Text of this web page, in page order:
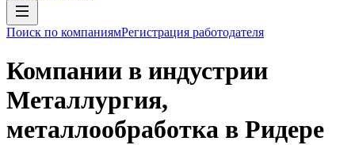
Поиск по компаниямРегистрация работодателя
Компании в индустрии
Металлургия,
металлообработка в Ридере